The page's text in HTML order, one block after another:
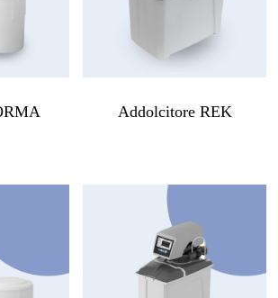
Addolcitore REK